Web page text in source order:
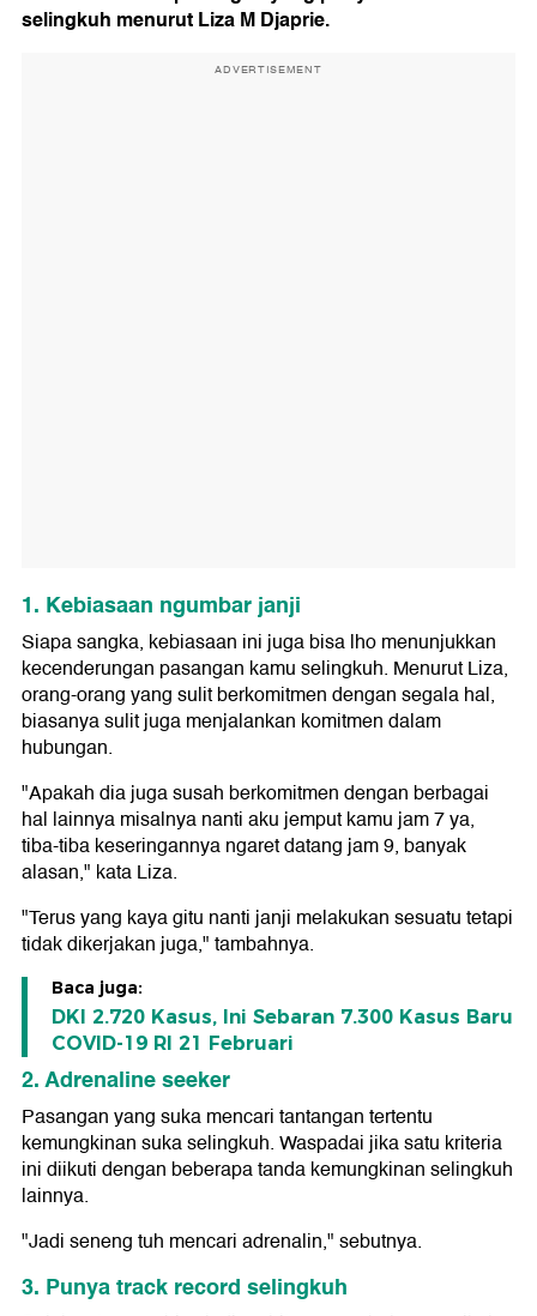
selingkuh menurut Liza M Djaprie.
ADVERTISEMENT
1. Kebiasaan ngumbar janji
Siapa sangka, kebiasaan ini juga bisa lho menunjukkan
kecenderungan pasangan kamu selingkuh. Menurut Liza,
orang-orang yang sulit berkomitmen dengan segala hal,
biasanya sulit juga menjalankan komitmen dalam
hubungan.
"Apakah dia juga susah berkomitmen dengan berbagai
hal lainnya misalnya nanti aku jemput kamu jam 7 ya,
tiba-tiba keseringannya ngaret datang jam 9, banyak
alasan," kata Liza.
"Terus yang kaya gitu nanti janji melakukan sesuatu tetapi
tidak dikerjakan juga," tambahnya.
Baca juga:
DKI 2.720 Kasus, Ini Sebaran 7.300 Kasus Baru
COVID-19 RI 21 Februari
2. Adrenaline seeker
Pasangan yang suka mencari tantangan tertentu
kemungkinan suka selingkuh. Waspadai jika satu kriteria
ini diikuti dengan beberapa tanda kemungkinan selingkuh
lainnya.
"Jadi seneng tuh mencari adrenalin," sebutnya.
3. Punya track record selingkuh